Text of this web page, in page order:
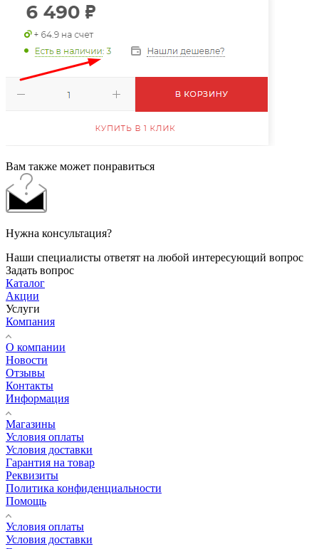
Вам также может понравиться
Нужна консультация?
Наши специалисты ответят на любой интересующий вопрос
Задать вопрос
Каталог
Акции
Услуги
Компания
О компании
Новости
Отзывы
Контакты
Информация
Магазины
Условия оплаты
Условия доставки
Гарантия на товар
Реквизиты
Политика конфиденциальности
Помощь
Условия оплаты
Условия доставки